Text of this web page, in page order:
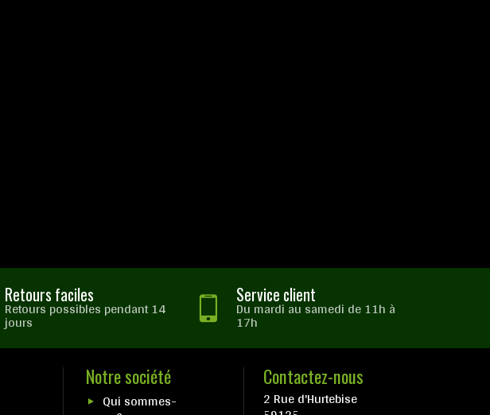
Retours faciles
Retours possibles pendant 14
jours
Service client
Du mardi au samedi de 11h à
17h
Notre société
Qui sommes-
Contactez-nous
2 Rue d'Hurtebise